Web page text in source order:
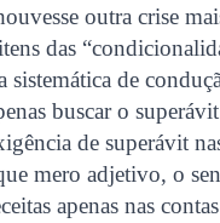
outra crise
das
de
buscar o
de superávit
mero adjetivo, o
apenas nas